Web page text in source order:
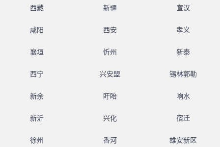
西藏 新疆 宣汉
咸阳 西安 孝义
襄垣 忻州 新泰
西宁 兴安盟 锡林郭勒
新余 盱眙 响水
新沂 兴化 宿迁
徐州 香河 雄安新区